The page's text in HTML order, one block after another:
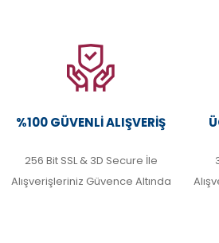
%100 GÜVENLI ALIŞVERIŞ
256 Bit SSL & 3D Secure İle
Alışverişleriniz Güvence Altında